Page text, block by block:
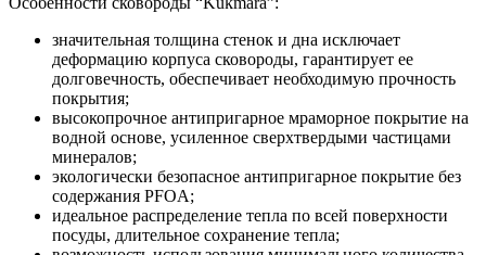
значительная толщина стенок и дна исключает
деформацию корпуса сковороды, гарантирует ее
долговечность, обеспечивает необходимую прочность
покрытия;
высокопрочное антипригарное мраморное покрытие на
водной основе, усиленное сверхтвердыми частицами
минералов;
экологически безопасное антипригарное покрытие без
содержания PFOA;
идеальное распределение тепла по всей поверхности
посуды, длительное сохранение тепла;